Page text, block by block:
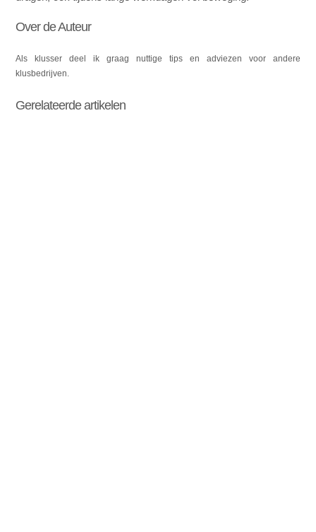
Over de Auteur
Als klusser deel ik graag nuttige tips en adviezen voor andere
klusbedrijven.
Gerelateerde artikelen